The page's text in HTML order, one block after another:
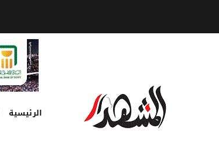
الرئيسية